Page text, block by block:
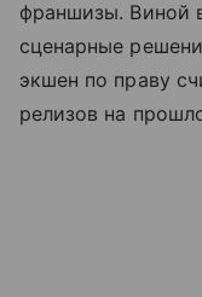
франшизы. Виной
сценарные
экшен по праву
релизов на